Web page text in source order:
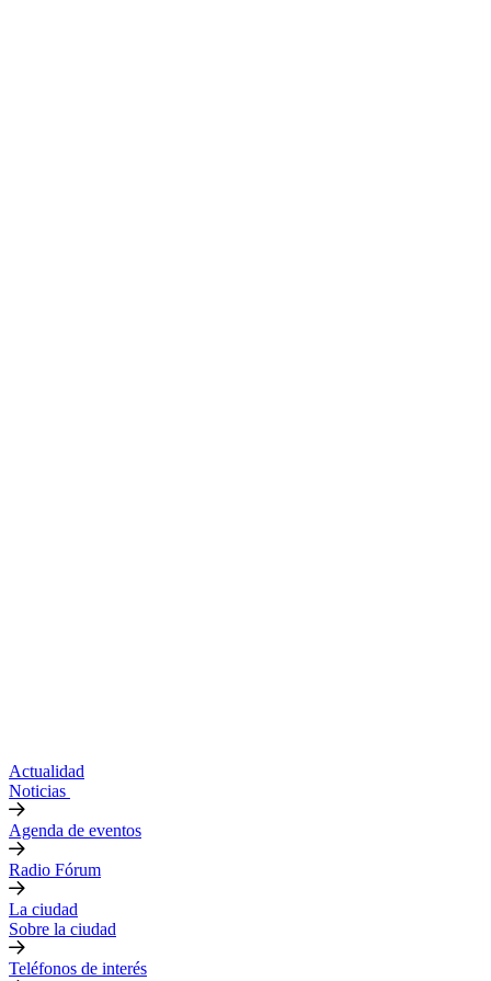
Actualidad
Noticias
Agenda de eventos
Radio Fórum
La ciudad
Sobre la ciudad
Teléfonos de interés